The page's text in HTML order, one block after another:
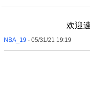
欢迎
NBA_19 - 05/31/21 19:19